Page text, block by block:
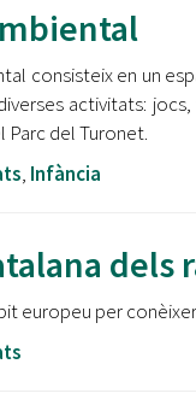
per a l'autoocupació
5 milions d'euros del
Fontetes, Quatre
la seva 16a edició i dona
gratuïtes per veure
consisteix en un
activitats:
Parc del Turonet.
, Infància
dels
europeu per